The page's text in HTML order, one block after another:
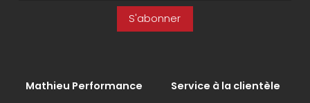
S'abonner
Mathieu Performance
Service à la clientèle